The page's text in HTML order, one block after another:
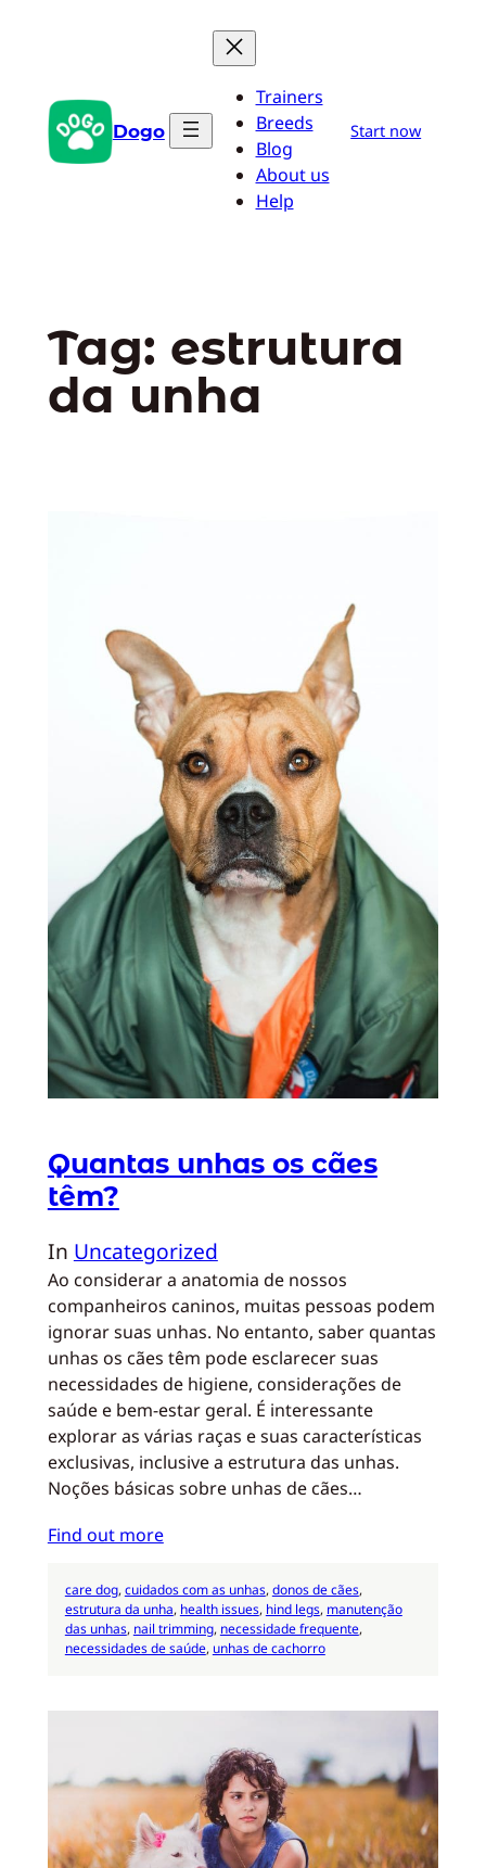
conteúdo Dogo
Trainers
Breeds
Blog
About us
Help
Start now
Tag: estrutura
da unha
Quantas unhas os cães
têm?
In Uncategorized
Ao considerar a anatomia de nossos
companheiros caninos, muitas pessoas podem
ignorar suas unhas. No entanto, saber quantas
unhas os cães têm pode esclarecer suas
necessidades de higiene, considerações de
saúde e bem-estar geral. É interessante
explorar as várias raças e suas características
exclusivas, inclusive a estrutura das unhas.
Noções básicas sobre unhas de cães…
Find out more
care dog, cuidados com as unhas, donos de cães
estrutura da unha, health issues, hind legs, manutenção
das unhas, nail trimming, necessidade frequente
necessidades de saúde, unhas de cachorro